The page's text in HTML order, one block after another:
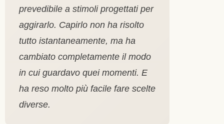
prevedibile a stimoli progettati per
aggirarlo. Capirlo non ha risolto
tutto istantaneamente, ma ha
cambiato completamente il modo
in cui guardavo quei momenti. E
ha reso molto più facile fare scelte
diverse.